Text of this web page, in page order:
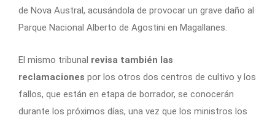
de Nova Austral, acusándola de provocar un grave daño al
Parque Nacional Alberto de Agostini en Magallanes.
El mismo tribunal revisa también las
reclamaciones por los otros dos centros de cultivo y los
fallos, que están en etapa de borrador, se conocerán
durante los próximos días, una vez que los ministros los